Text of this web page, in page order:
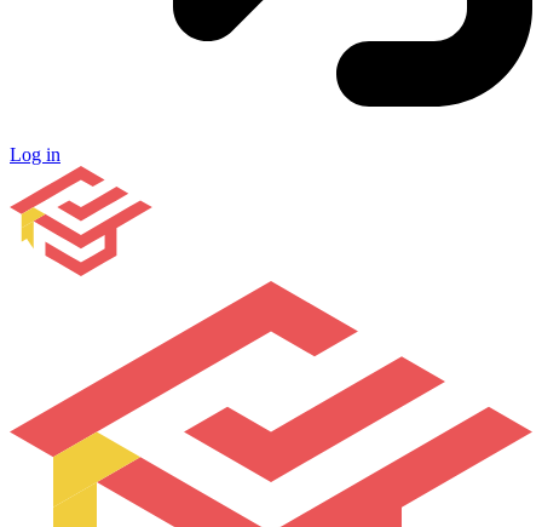
Log in